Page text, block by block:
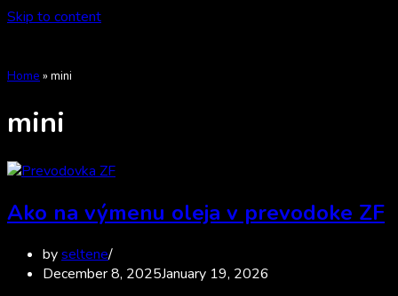
Skip to content
Home » mini
mini
Ako na výmenu oleja v prevodoke ZF
byseltene
December 8, 2025January 19, 2026